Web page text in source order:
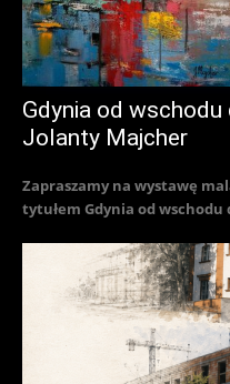
Gdynia od
Jolanty Majcher
Zapraszamy na wystawę
tytułem Gdynia od wschodu